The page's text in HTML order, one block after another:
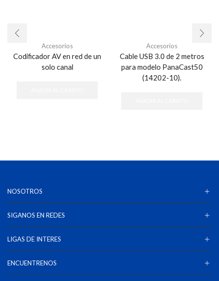
Accesorios
Codificador AV en red de un
solo canal
Accesorios
Cable USB 3.0 de 2 metros
para modelo PanaCast50
(14202-10).
NOSOTROS
SIGANOS EN REDES
LIGAS DE INTERES
ENCUENTRENOS